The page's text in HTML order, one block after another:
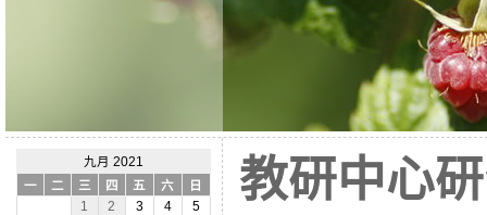
九月 2021
一
二 三 四 五 六
日
1
2 3 4
5
教研中心